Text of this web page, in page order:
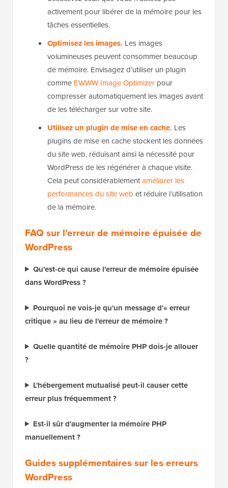
activement pour libérer de la mémoire pour les
tâches essentielles.
Optimisez les images. Les images
volumineuses peuvent consommer beaucoup
de mémoire. Envisagez d’utiliser un plugin
comme EWWW Image Optimizer pour
compresser automatiquement les images avant
de les télécharger sur votre site.
Utilisez un plugin de mise en cache. Les
plugins de mise en cache stockent les données
du site web, réduisant ainsi la nécessité pour
WordPress de les régénérer à chaque visite.
Cela peut considérablementaméliorer les
performances du site web et réduire l’utilisation
de la mémoire.
FAQ sur l'erreur de mémoire épuisée de
WordPress
Qu'est-ce qui cause l'erreur de mémoire épuisée
dans WordPress ?
Pourquoi ne vois-je qu'un message d'« erreur
critique » au lieu de l'erreur de mémoire ?
Quelle quantité de mémoire PHP dois-je allouer
?
L'hébergement mutualisé peut-il causer cette
erreur plus fréquemment ?
Est-il sûr d'augmenter la mémoire PHP
manuellement ?
Guides supplémentaires sur les erreurs
WordPress